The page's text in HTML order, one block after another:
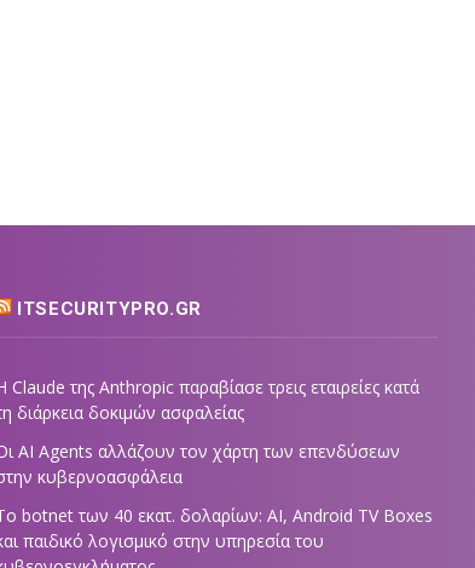
ITSECURITYPRO.GR
Claude της Anthropic παραβίασε τρεις εταιρείες κατά
διάρκεια δοκιμών ασφαλείας
AI Agents αλλάζουν τον χάρτη των επενδύσεων
κυβερνοασφάλεια
botnet των 40 εκατ. δολαρίων: AI, Android TV Boxes
παιδικό λογισμικό στην υπηρεσία του